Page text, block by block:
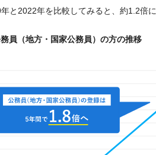
と2022年を比較してみると、約1.2倍に
員 （地方・国家公務員）の方の推移